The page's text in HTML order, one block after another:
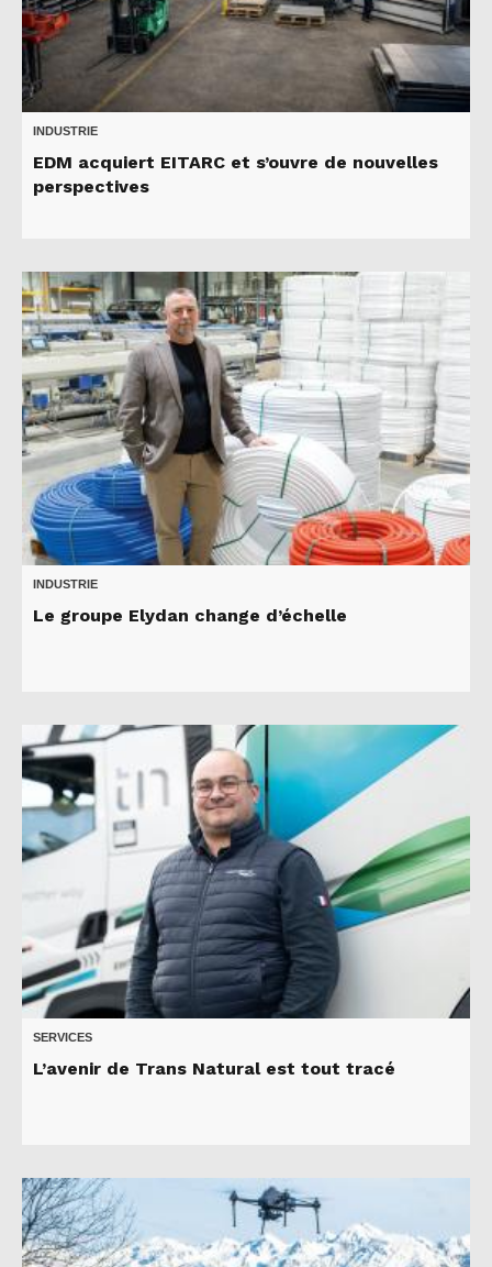
INDUSTRIE
EDM acquiert EITARC et s’ouvre de nouvelles
perspectives
INDUSTRIE
Le groupe Elydan change d’échelle
SERVICES
L’avenir de Trans Natural est tout tracé